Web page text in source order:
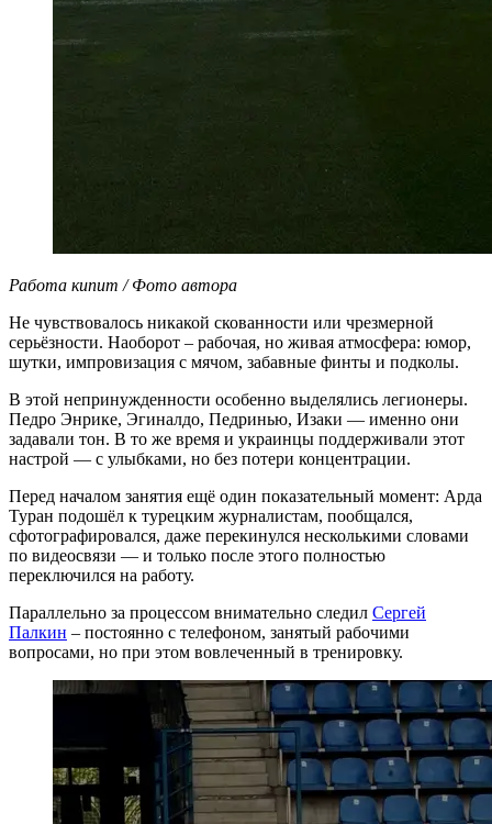
Работа кипит / Фото автора
Не чувствовалось никакой скованности или чрезмерной
серьёзности. Наоборот – рабочая, но живая атмосфера: юмор,
шутки, импровизация с мячом, забавные финты и подколы.
В этой непринужденности особенно выделялись легионеры.
Педро Энрике, Эгиналдо, Педринью, Изаки — именно они
задавали тон. В то же время и украинцы поддерживали этот
настрой — с улыбками, но без потери концентрации.
Перед началом занятия ещё один показательный момент: Арда
Туран подошёл к турецким журналистам, пообщался,
сфотографировался, даже перекинулся несколькими словами
по видеосвязи — и только после этого полностью
переключился на работу.
Параллельно за процессом внимательно следил Сергей
Палкин – постоянно с телефоном, занятый рабочими
вопросами, но при этом вовлеченный в тренировку.